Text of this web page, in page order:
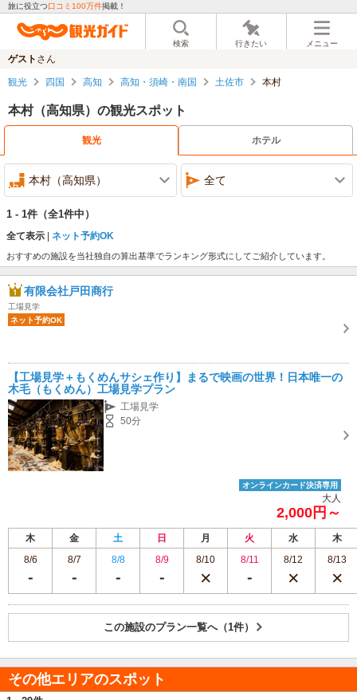
旅に役立つ口コミ100万件掲載！
検索 行きたい メニュー
ゲスト さん
観光 四国 高知 高知・須崎・南国 土佐市 本村
本村（高知県）の観光スポット
観光 ホテル
本村（高知県） 全て
1 - 1件 （全1件中）
全て表示 ネット予約OK
おすすめの施設を当社独自の算出基準でランキング形式にしてご紹介しています。
有限会社戸田商行
工場見学
ネット予約OK
【工場見学＋もくめんサシェ作り】まるで映画の世界！日本唯一の
木毛（もくめん）工場見学プラン
工場見学
50分
オンラインカード決済専用
大人
2,000円～
木 金 土 日 月 火 水
木
8/6
8/7 8/8 8/9 8/10 8/11 8/12 8/13
この施設のプラン一覧へ（1件）
その他エリアのスポット